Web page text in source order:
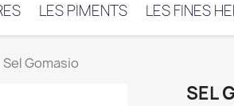
LES PIMENTS LES FINES
Sel Gomasio
SEL